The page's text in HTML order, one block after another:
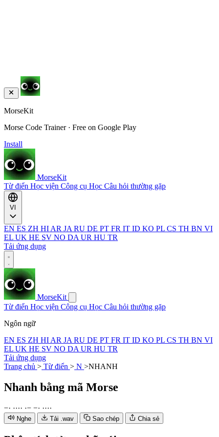
MorseKit
Morse Code Trainer · Free on Google Play
Install
MorseKit
Từ điển Học viện Công cụ Học Câu hỏi thường gặp
EN ES ZH HI AR JA RU DE PT FR IT ID KO PL CS TH BN VI
EL UK HE SV NO DA UR HU TR
Tải ứng dụng
MorseKit
Từ điển Học viện Công cụ Học Câu hỏi thường gặp
Ngôn ngữ
EN ES ZH HI AR JA RU DE PT FR IT ID KO PL CS TH BN VI
EL UK HE SV NO DA UR HU TR
Tải ứng dụng
Trang chủ > Từ điển > N >NHANH
Nhanh bằng mã Morse
−· ···· ·− −· ····
Nghe Tải .wav Sao chép Chia sẻ